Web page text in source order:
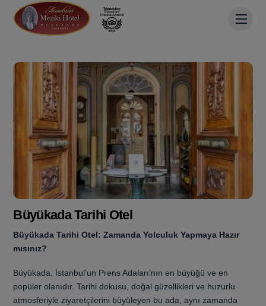
content
Büyükada Tarihi Otel
Büyükada Tarihi Otel: Zamanda Yolculuk Yapmaya Hazır
mısınız?
Büyükada, İstanbul’un Prens Adaları’nın en büyüğü ve en
popüler olanıdır. Tarihi dokusu, doğal güzellikleri ve huzurlu
atmosferiyle ziyaretçilerini büyüleyen bu ada, aynı zamanda